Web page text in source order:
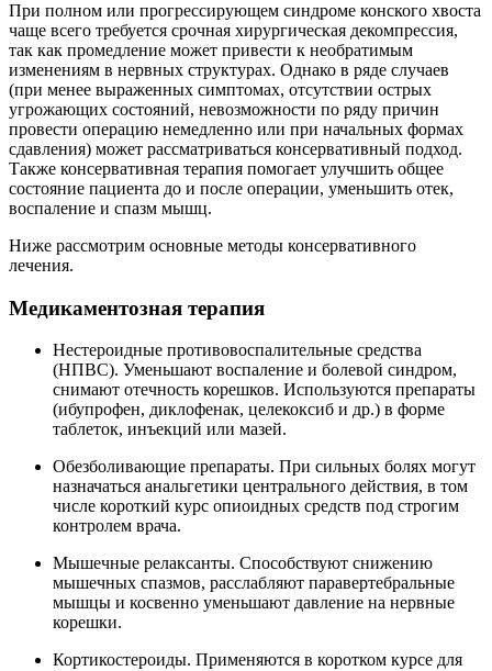
При полном или прогрессирующем синдроме конского хвоста
чаще всего требуется срочная хирургическая декомпрессия,
так как промедление может привести к необратимым
изменениям в нервных структурах. Однако в ряде случаев
(при менее выраженных симптомах, отсутствии острых
угрожающих состояний, невозможности по ряду причин
провести операцию немедленно или при начальных формах
сдавления) может рассматриваться консервативный подход.
Также консервативная терапия помогает улучшить общее
состояние пациента до и после операции, уменьшить отек,
воспаление и спазм мышц.
Ниже рассмотрим основные методы консервативного
лечения.
Медикаментозная терапия
Нестероидные противовоспалительные средства
(НПВС). Уменьшают воспаление и болевой синдром,
снимают отечность корешков. Используются препараты
(ибупрофен, диклофенак, целекоксиб и др.) в форме
таблеток, инъекций или мазей.
Обезболивающие препараты. При сильных болях могут
назначаться анальгетики центрального действия, в том
числе короткий курс опиоидных средств под строгим
контролем врача.
Мышечные релаксанты. Способствуют снижению
мышечных спазмов, расслабляют паравертебральные
мышцы и косвенно уменьшают давление на нервные
корешки.
Кортикостероиды. Применяются в коротком курсе для